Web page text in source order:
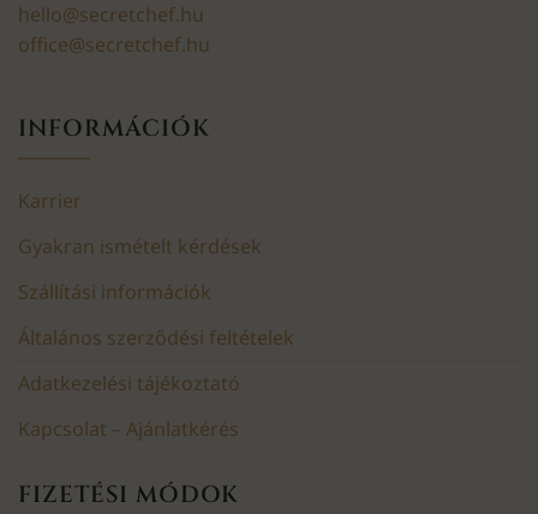
hello@secretchef.hu
office@secretchef.hu
INFORMÁCIÓK
Karrier
Gyakran ismételt kérdések
Szállítási információk
Általános szerződési feltételek
Adatkezelési tájékoztató
Kapcsolat – Ajánlatkérés
FIZETÉSI MÓDOK